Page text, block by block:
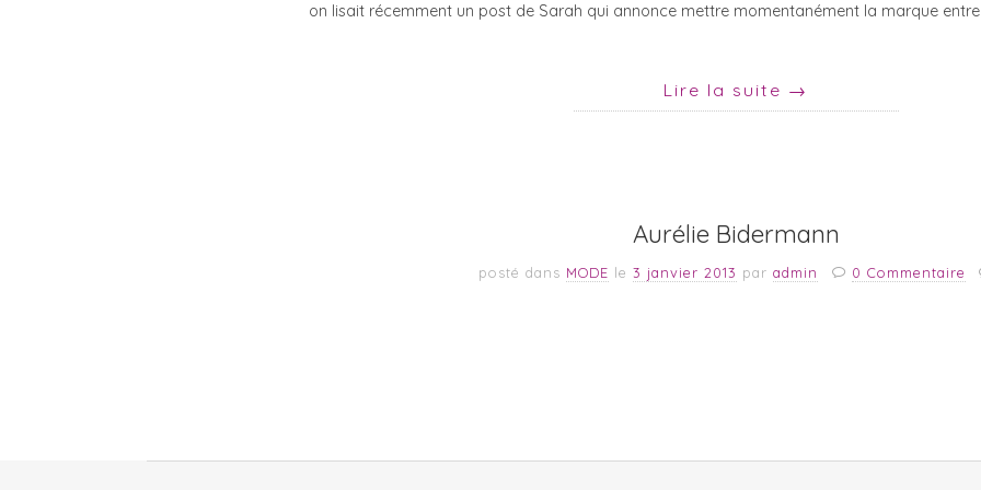
on lisait récemment un post de Sarah qui annonce mettre momentanément la marque
Lire la suite →
Aurélie Bidermann
posté dans MODE le3 janvier 2013 paradmin 0 Commentaire